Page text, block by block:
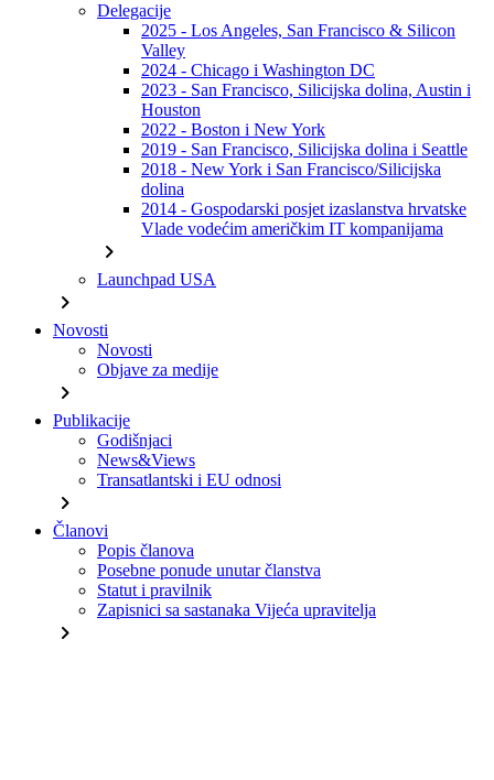
Delegacije
2025 - Los Angeles, San Francisco & Silicon
Valley
2024 - Chicago i Washington DC
2023 - San Francisco, Silicijska dolina, Austin i
Houston
2022 - Boston i New York
2019 - San Francisco, Silicijska dolina i Seattle
2018 - New York i San Francisco/Silicijska
dolina
2014 - Gospodarski posjet izaslanstva hrvatske
Vlade vodećim američkim IT kompanijama
chevron_right
Launchpad USA
chevron_right
Novosti
Novosti
Objave za medije
chevron_right
Publikacije
Godišnjaci
News&Views
Transatlantski i EU odnosi
chevron_right
Članovi
Popis članova
Posebne ponude unutar članstva
Statut i pravilnik
Zapisnici sa sastanaka Vijeća upravitelja
chevron_right